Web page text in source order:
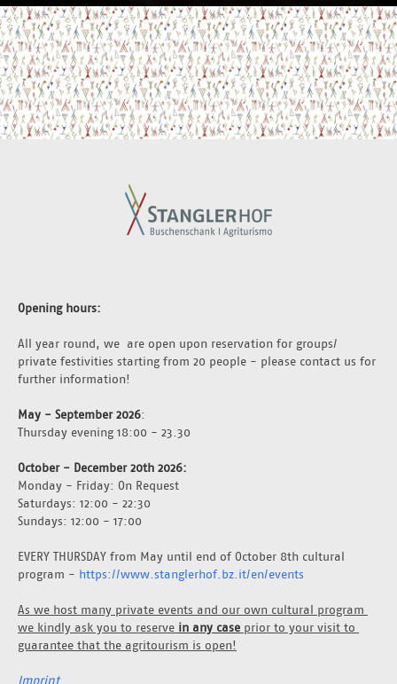
Opening hours:
All year round, we  are open upon reservation for groups/
private festivities starting from 20 people - please contact us for
further information!
May - September 2026:
Thursday evening 18:00 - 23.30
October - December 20th 2026:
Monday - Friday: On Request
Saturdays: 12:00 - 22:30
Sundays: 12:00 - 17:00
EVERY THURSDAY from May until end of October 8th cultural
program - https://www.stanglerhof.bz.it/en/events
As we host many private events and our own cultural program
we kindly ask you to reserve in any case prior to your visit to
guarantee that the agritourism is open!
Imprint